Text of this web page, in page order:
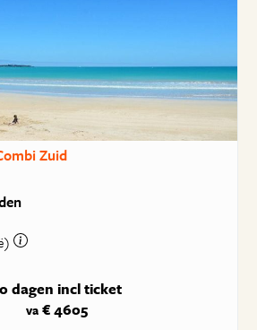
Zuid
dagen incl ticket
va€ 4605